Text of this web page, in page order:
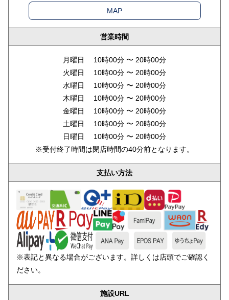
MAP
営業時間
月曜日 10時00分 〜 20時00分
火曜日 10時00分 〜 20時00分
水曜日 10時00分 〜 20時00分
木曜日 10時00分 〜 20時00分
金曜日 10時00分 〜 20時00分
土曜日 10時00分 〜 20時00分
日曜日 10時00分 〜 20時00分
※受付終了時間は閉店時間の40分前となります。
支払い方法
※表記と異なる場合がございます。詳しくは店頭でご確認く
ださい。
施設URL